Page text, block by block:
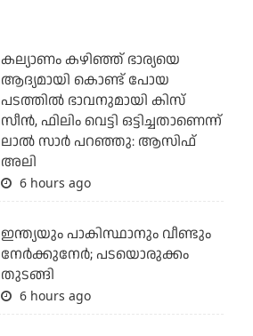
കല്യാണം കഴിഞ്ഞ് ഭാര്യയെ
ആദ്യമായി കൊണ്ട് പോയ
പടത്തില്‍ ഭാവനുമായി കിസ്
സീന്‍, ഫിലിം വെട്ടി ഒട്ടിച്ചതാണെന്ന്
ലാല്‍ സാര്‍ പറഞ്ഞു: ആസിഫ്
അലി
6 hours ago
ഇന്ത്യയും പാകിസ്ഥാനും വീണ്ടും
നേര്‍ക്കുനേര്‍; പടയൊരുക്കം
തുടങ്ങി
6 hours ago